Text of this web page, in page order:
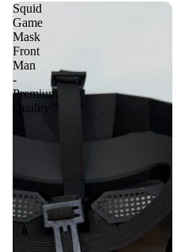
Squid
Game
Mask
Front
Man
-
Premium
Quality